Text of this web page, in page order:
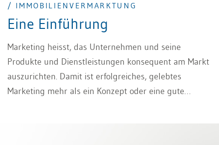
/ IMMOBILIENVERMARKTUNG
Eine Einführung
Marketing heisst, das Unternehmen und seine
Produkte und Dienstleistungen konsequent am Markt
auszurichten. Damit ist erfolgreiches, gelebtes
Marketing mehr als ein Konzept oder eine gute